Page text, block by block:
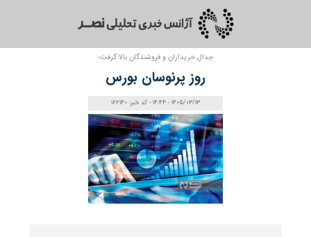
جدال خریداران و فروشندگان بالا گرفت؛
روز پرنوسان بورس
1405/03/13 - 14:44 - کد خبر: 162140